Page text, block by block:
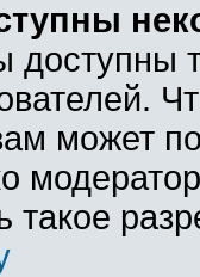
может
такое